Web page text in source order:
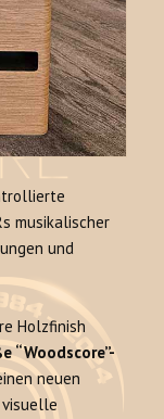
musikalischer
und
Holzfinish
“Woodscore”-
neuen
visuelle